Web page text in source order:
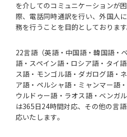
を介してのコミュニケーションが
際、電話同時通訳を行い、外国人
務を行うことを目的としております
22言語（英語・中国語・韓国語・
語・スペイン語・ロシア語・タイ
ス語・モンゴル語・ダガログ語・
ア語・ペルシャ語・ミャンマー語
ウルドゥー語・ラオス語・ベンガ
は365日24時間対応、その他の言
応いたします。